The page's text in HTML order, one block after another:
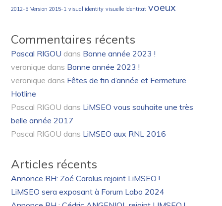
2012-5 Version 2015-1 visual identity visuelle Identität voeux
Commentaires récents
Pascal RIGOU dans Bonne année 2023 !
veronique dans Bonne année 2023 !
veronique dans Fêtes de fin d’année et Fermeture
Hotline
Pascal RIGOU dans LiMSEO vous souhaite une très
belle année 2017
Pascal RIGOU dans LiMSEO aux RNL 2016
Articles récents
Annonce RH: Zoé Carolus rejoint LiMSEO !
LiMSEO sera exposant à Forum Labo 2024